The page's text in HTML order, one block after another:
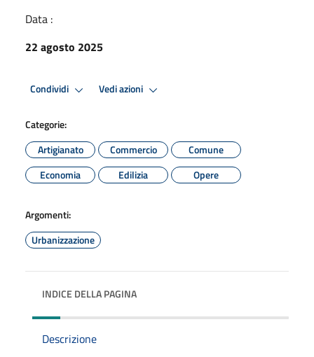
Data :
22 agosto 2025
Condividi Vedi azioni
Categorie:
Artigianato
Commercio
Comune
Economia
Edilizia Opere
Argomenti:
Urbanizzazione
INDICE DELLA PAGINA
Descrizione